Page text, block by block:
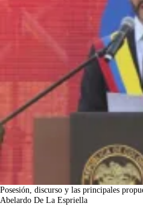
Posesión, discurso y las principales
Abelardo De La Espriella